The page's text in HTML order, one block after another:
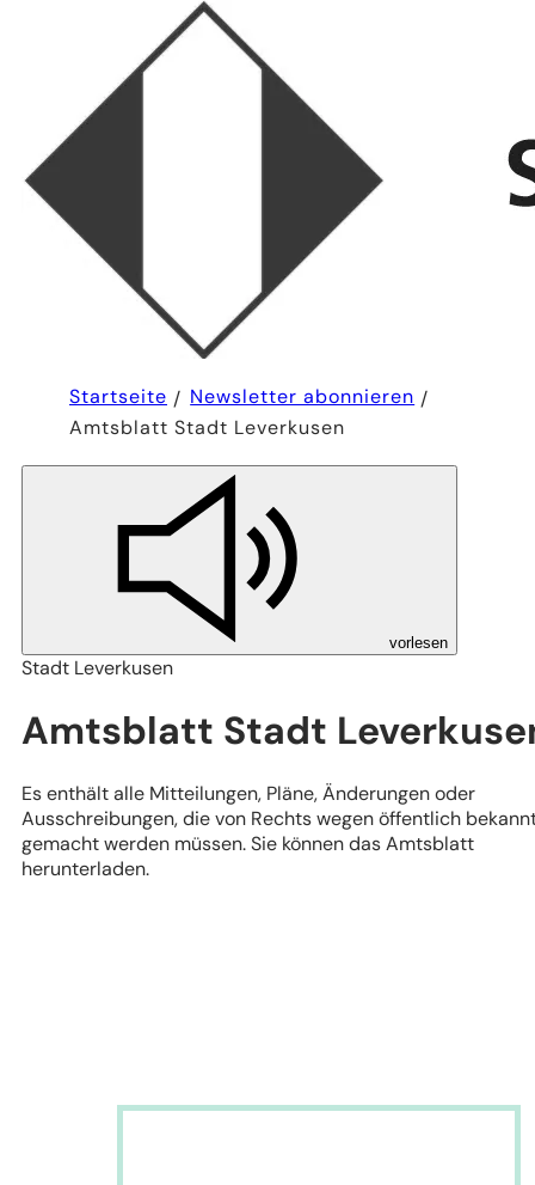
Startseite
Newsletter abonnieren
Amtsblatt Stadt Leverkusen
vorlesen
Stadt Leverkusen
Amtsblatt Stadt
Es enthält alle Mitteilungen, Pläne, Änderungen oder
Ausschreibungen, die von Rechts wegen öffentlich
gemacht werden müssen. Sie können das Amtsblatt
herunterladen.